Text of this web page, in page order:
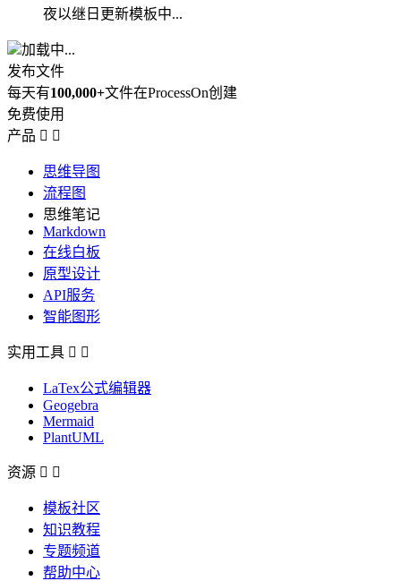
夜以继日更新模板中...
加载中...
发布文件
每天有100,000+文件在ProcessOn创建
免费使用
产品  
思维导图
流程图
思维笔记
Markdown
在线白板
原型设计
API服务
智能图形
实用工具  
LaTex公式编辑器
Geogebra
Mermaid
PlantUML
资源  
模板社区
知识教程
专题频道
帮助中心